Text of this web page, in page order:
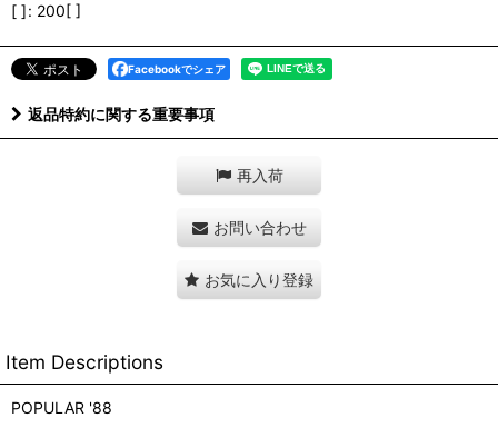
[ ]: 200[ ]
Facebookでシェア
返品特約に関する重要事項
再入荷
お問い合わせ
お気に入り登録
Item Descriptions
POPULAR '88